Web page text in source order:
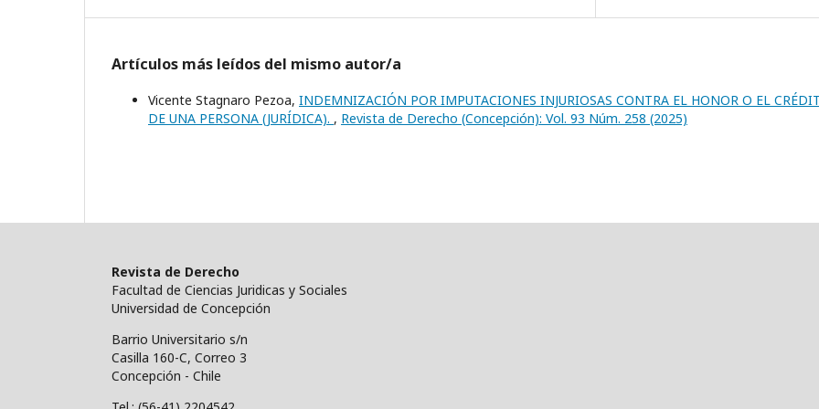
Artículos más leídos del mismo autor/a
Vicente Stagnaro Pezoa, INDEMNIZACIÓN POR IMPUTACIONES INJURIOSAS CONTRA EL HONOR O EL
DE UNA PERSONA (JURÍDICA). , Revista de Derecho (Concepción): Vol. 93 Núm. 258 (2025)
Revista de Derecho
Facultad de Ciencias Juridicas y Sociales
Universidad de Concepción
Barrio Universitario s/n
Casilla 160-C, Correo 3
Concepción - Chile